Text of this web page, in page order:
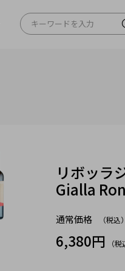
リボッラ
Gialla
通常価格 （税込）
6,380円 （税